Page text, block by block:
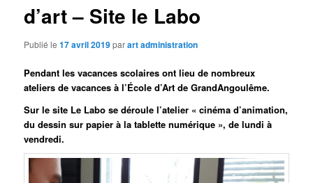
d’art – Site le Labo
Publié le17 avril 2019parart administration
Pendant les vacances scolaires ont lieu de nombreux
ateliers de vacances à l’École d’Art de GrandAngoulême.
Sur le site Le Labo se déroule l’atelier « cinéma d’animation,
du dessin sur papier à la tablette numérique », de lundi à
vendredi.